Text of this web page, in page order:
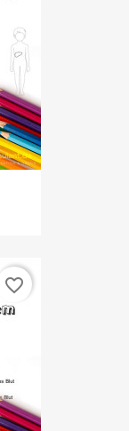
favorite_border